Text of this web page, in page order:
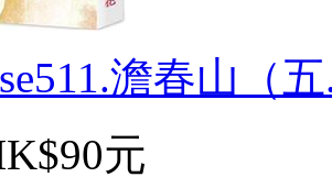
澹春山（
元